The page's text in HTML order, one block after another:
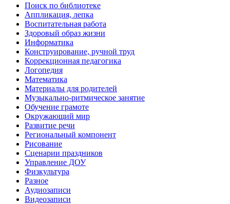
Поиск по библиотеке
Аппликация, лепка
Воспитательная работа
Здоровый образ жизни
Информатика
Конструирование, ручной труд
Коррекционная педагогика
Логопедия
Математика
Материалы для родителей
Музыкально-ритмическое занятие
Обучение грамоте
Окружающий мир
Развитие речи
Региональный компонент
Рисование
Сценарии праздников
Управление ДОУ
Физкультура
Разное
Аудиозаписи
Видеозаписи